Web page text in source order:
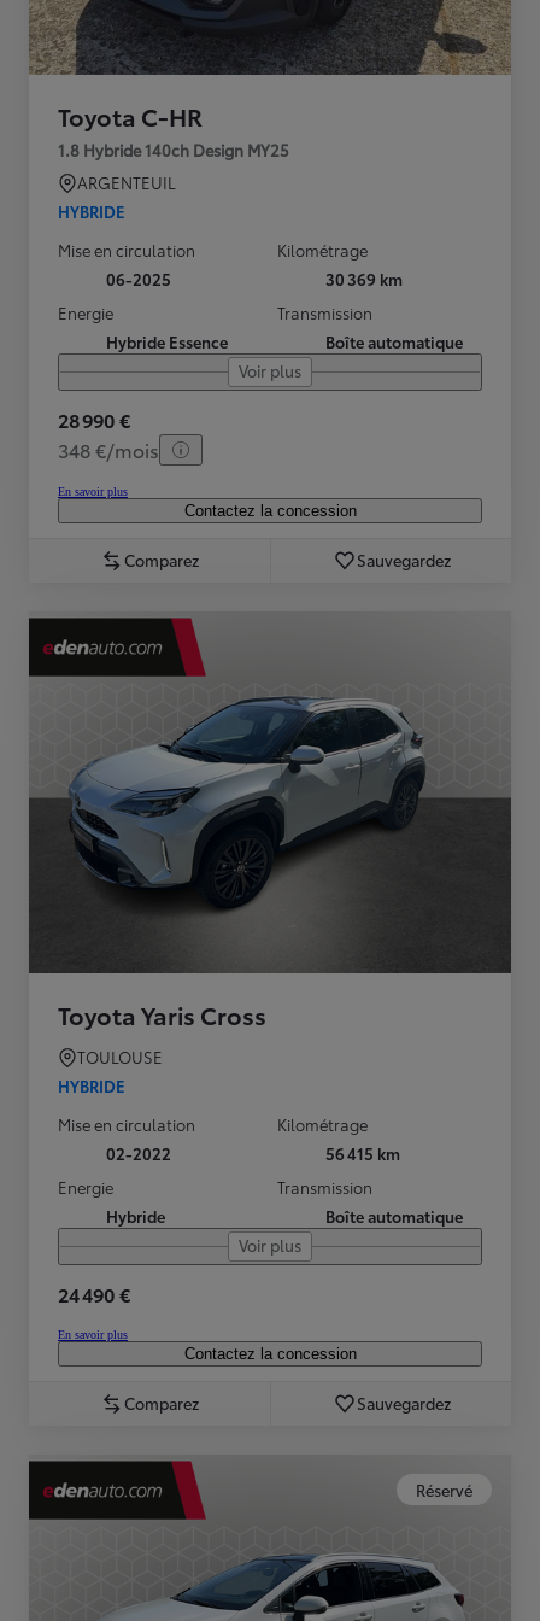
Toyota C-HR
1.8 Hybride 140ch Design MY25
ARGENTEUIL
HYBRIDE
Mise en circulation
06-2025
Kilométrage
30 369 km
Energie
Hybride Essence
Transmission
Boîte automatique
Voir plus
28 990 €
348 €/mois
En savoir plus
Contactez la concession
Comparez Sauvegardez
Toyota Yaris Cross
TOULOUSE
HYBRIDE
Mise en circulation
02-2022
Kilométrage
56 415 km
Energie
Hybride
Transmission
Boîte automatique
Voir plus
24 490 €
En savoir plus
Contactez la concession
Comparez Sauvegardez
Réservé